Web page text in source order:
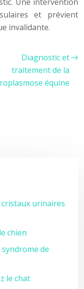
et prévient
invalidante.
Diagnostic et
traitement de la
équine
urinaires
chien
de
le chat